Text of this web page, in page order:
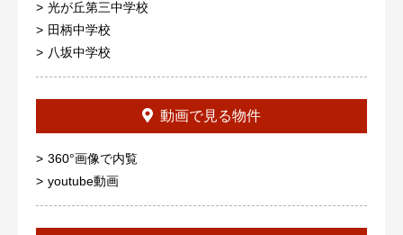
光が丘第三中学校
田柄中学校
八坂中学校
動画で見る物件
360°画像で内覧
youtube動画